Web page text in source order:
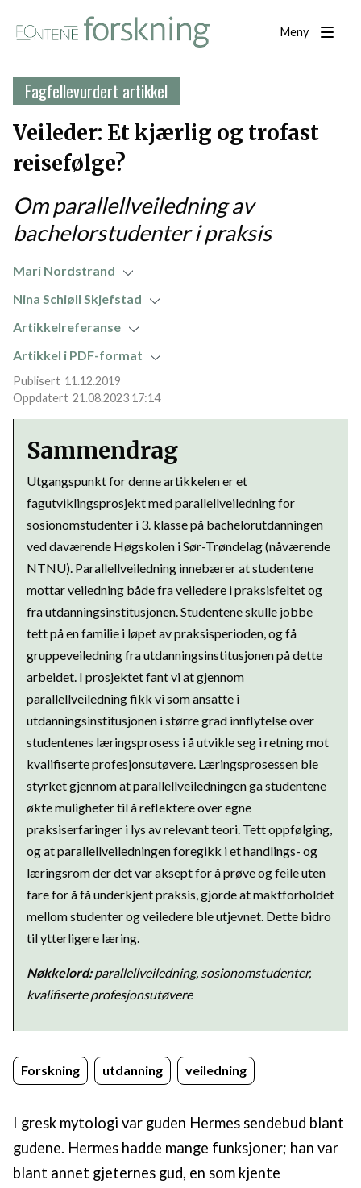
Meny
Fagfellevurdert artikkel
Veileder: Et kjærlig og trofast
reisefølge?
Om parallellveiledning av
bachelorstudenter i praksis
Mari Nordstrand
Nina Schiøll Skjefstad
Artikkelreferanse
Artikkel i PDF-format
11.12.2019
21.08.2023 17:14
Sammendrag
Utgangspunkt for denne artikkelen er et
fagutviklingsprosjekt med parallellveiledning for
sosionomstudenter i 3. klasse på bachelorutdanningen
ved daværende Høgskolen i Sør-Trøndelag (nåværende
NTNU). Parallellveiledning innebærer at studentene
mottar veiledning både fra veiledere i praksisfeltet og
fra utdanningsinstitusjonen. Studentene skulle jobbe
tett på en familie i løpet av praksisperioden, og få
gruppeveiledning fra utdanningsinstitusjonen på dette
arbeidet. I prosjektet fant vi at gjennom
parallellveiledning fikk vi som ansatte i
utdanningsinstitusjonen i større grad innflytelse over
studentenes læringsprosess i å utvikle seg i retning mot
kvalifiserte profesjonsutøvere. Læringsprosessen ble
styrket gjennom at parallellveiledningen ga studentene
økte muligheter til å reflektere over egne
praksiserfaringer i lys av relevant teori. Tett oppfølging,
og at parallellveiledningen foregikk i et handlings- og
læringsrom der det var aksept for å prøve og feile uten
fare for å få underkjent praksis, gjorde at maktforholdet
mellom studenter og veiledere ble utjevnet. Dette bidro
til ytterligere læring.
Nøkkelord:parallellveiledning, sosionomstudenter,
kvalifiserte profesjonsutøvere
Forskning utdanning veiledning
I gresk mytologi var guden Hermes sendebud blant
gudene. Hermes hadde mange funksjoner; han var
blant annet gjeternes gud, en som kjente